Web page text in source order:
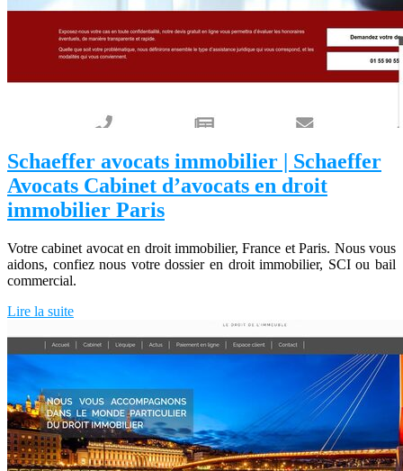
Schaeffer avocats immobilier | Schaeffer
Avocats Cabinet d’avocats en droit
immobilier Paris
Votre cabinet avocat en droit immobilier, France et Paris. Nous vous
aidons, confiez nous votre dossier en droit immobilier, SCI ou bail
commercial.
Lire la suite